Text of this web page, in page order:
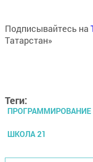
Подписывайтесь на
Татарстан»
Теги:
ПРОГРАММИРОВАНИЕ
ШКОЛА 21